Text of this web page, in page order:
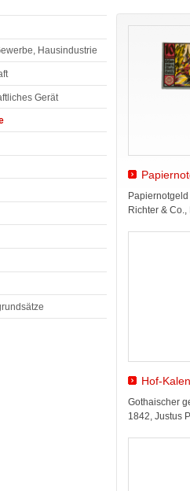
Richter & Co.,
Hof-
Gothaischer
1842, Justus
Hausindustrie
Gerät